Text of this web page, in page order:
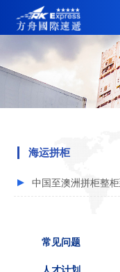
首页
网点查询
城市分站
关于我们
海运拼柜
中国至澳洲拼柜整
常见问题